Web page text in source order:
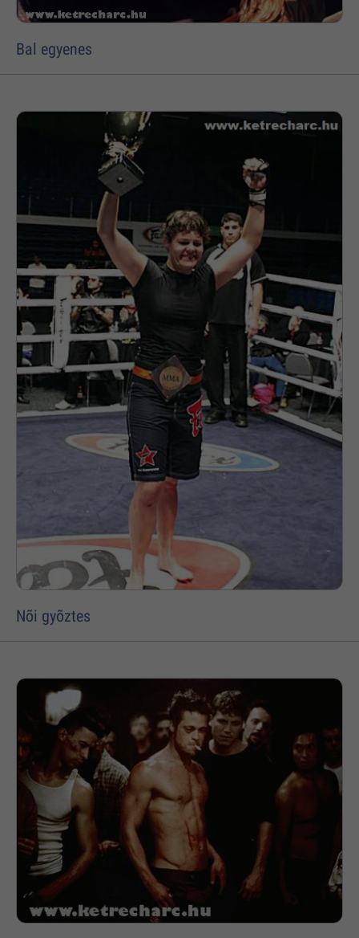
Bal egyenes
Nõi gyõztes